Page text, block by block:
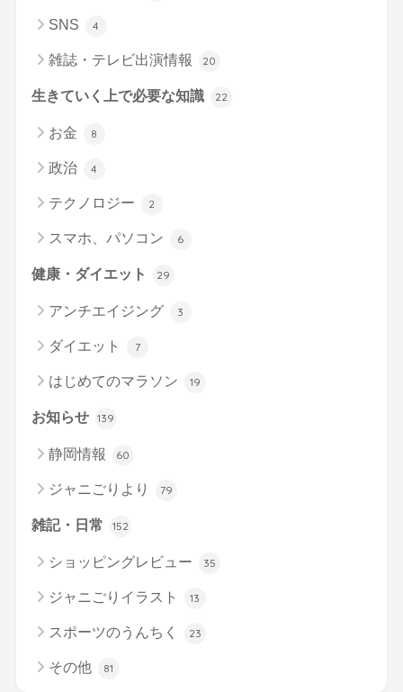
SNS 4
雑誌・テレビ出演情報 20
生きていく上で必要な知識 22
お金 8
政治 4
テクノロジー 2
スマホ、パソコン 6
健康・ダイエット 29
アンチエイジング 3
ダイエット 7
はじめてのマラソン 19
お知らせ 139
静岡情報 60
ジャニごりより 79
雑記・日常 152
ショッピングレビュー 35
ジャニごりイラスト 13
スポーツのうんちく 23
その他 81